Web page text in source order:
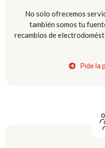
No solo ofrecemos
también somos tu
recambios de
Pide la